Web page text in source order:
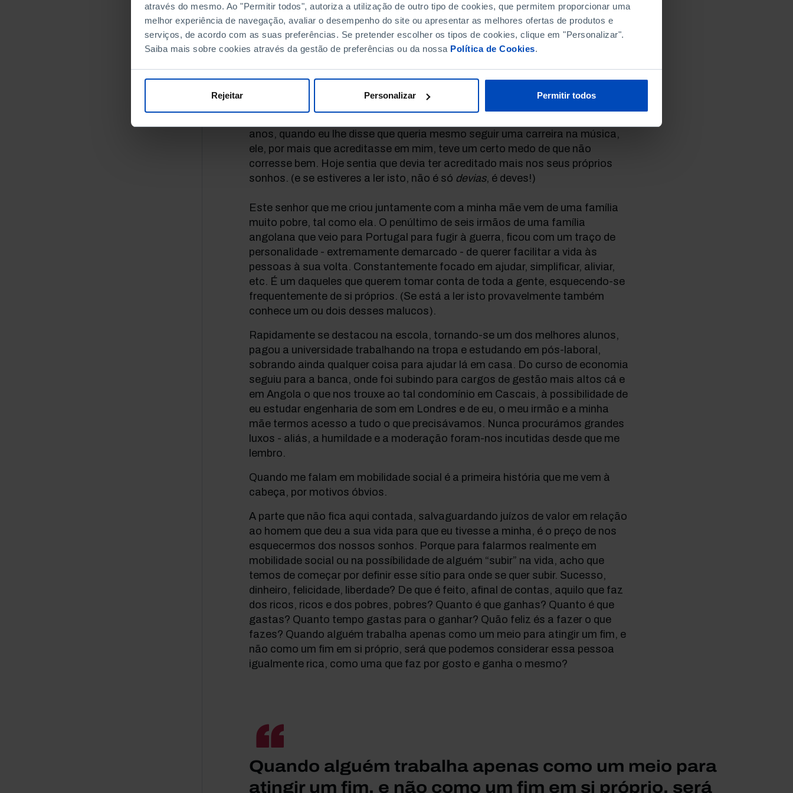
através do mesmo. Ao "Permitir todos", autoriza a utilização de outro tipo de cookies, que permitem proporcionar uma
melhor experiência de navegação, avaliar o desempenho do site ou apresentar as melhores ofertas de produtos e
serviços, de acordo com as suas preferências. Se pretender escolher os tipos de cookies, clique em "Personalizar".
Saiba mais sobre cookies através da gestão de preferências ou da nossa Política de Cookies.
Rejeitar Personalizar Permitir todos
em Londres. Voamos amanhã de manhã (thank you,Vhils).
Neste momento, a minha vida não está nada longe das coisas mais
inatingiveis que eu arrisquei sonhar.
anos, quando eu lhe disse que queria mesmo seguir uma carreira na música,
ele, por mais que acreditasse em mim, teve um certo medo de que não
corresse bem. Hoje sentia que devia ter acreditado mais nos seus próprios
sonhos. (e se estiveres a ler isto, não é só devias, é deves!)
Este senhor que me criou juntamente com a minha mãe vem de uma família
muito pobre, tal como ela. O penúltimo de seis irmãos de uma família
angolana que veio para Portugal para fugir à guerra, ficou com um traço de
personalidade - extremamente demarcado - de querer facilitar a vida às
pessoas à sua volta. Constantemente focado em ajudar, simplificar, aliviar,
etc. É um daqueles que querem tomar conta de toda a gente, esquecendo-se
frequentemente de si próprios. (Se está a ler isto provavelmente também
conhece um ou dois desses malucos).
Rapidamente se destacou na escola, tornando-se um dos melhores alunos,
pagou a universidade trabalhando na tropa e estudando em pós-laboral,
sobrando ainda qualquer coisa para ajudar lá em casa. Do curso de economia
seguiu para a banca, onde foi subindo para cargos de gestão mais altos cá e
em Angola o que nos trouxe ao tal condomínio em Cascais, à possibilidade de
eu estudar engenharia de som em Londres e de eu, o meu irmão e a minha
mãe termos acesso a tudo o que precisávamos. Nunca procurámos grandes
luxos - aliás, a humildade e a moderação foram-nos incutidas desde que me
lembro.
Quando me falam em mobilidade social é a primeira história que me vem à
cabeça, por motivos óbvios.
A parte que não fica aqui contada, salvaguardando juízos de valor em relação
ao homem que deu a sua vida para que eu tivesse a minha, é o preço de nos
esquecermos dos nossos sonhos. Porque para falarmos realmente em
mobilidade social ou na possíbilidade de alguém “subir” na vida, acho que
temos de começar por definir esse sítio para onde se quer subir. Sucesso,
dinheiro, felicidade, liberdade? De que é feito, afinal de contas, aquilo que faz
dos ricos, ricos e dos pobres, pobres? Quanto é que ganhas? Quanto é que
gastas? Quanto tempo gastas para o ganhar? Quão feliz és a fazer o que
fazes? Quando alguém trabalha apenas como um meio para atingir um fim, e
não como um fim em si próprio, será que podemos considerar essa pessoa
igualmente rica, como uma que faz por gosto e ganha o mesmo?
Quando alguém trabalha apenas como um meio para
atingir um fim, e não como um fim em si próprio, será